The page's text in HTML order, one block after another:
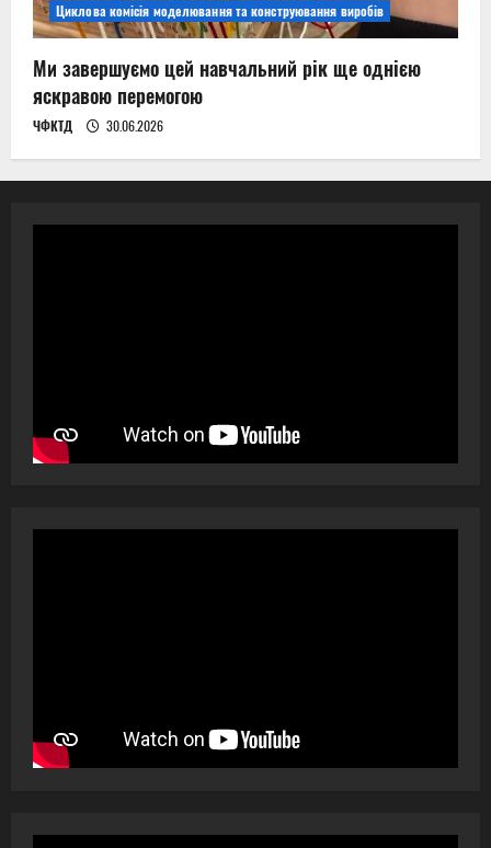
Циклова комісія моделювання та конструювання виробів
Ми завершуємо цей навчальний рік ще однією
яскравою перемогою
ЧФКТД 30.06.2026